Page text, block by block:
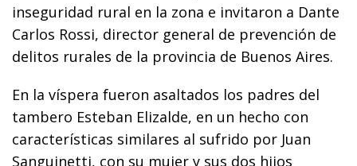
inseguridad rural en la zona e invitaron a Dante
Carlos Rossi, director general de prevención de
delitos rurales de la provincia de Buenos Aires.
En la víspera fueron asaltados los padres del
tambero Esteban Elizalde, en un hecho con
características similares al sufrido por Juan
Sanguinetti, con su mujer y sus dos hijos